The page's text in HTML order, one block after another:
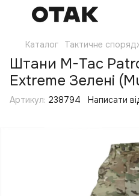
Каталог Тактичне
Штани M-Tac
Extreme Зелені
Артикул: 238794 Написати